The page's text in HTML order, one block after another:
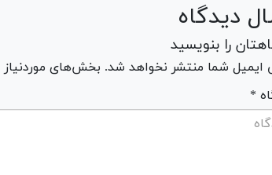
دیدگاه
را بنویسید
ایمیل شما منتشر نخواهد شد. بخش‌های